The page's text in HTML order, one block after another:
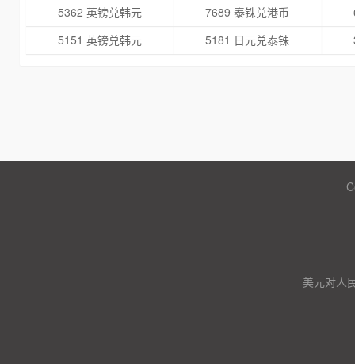
5362 英镑兑韩元
7689 泰铢兑港币
5151 英镑兑韩元
5181 日元兑泰铢
美元对人